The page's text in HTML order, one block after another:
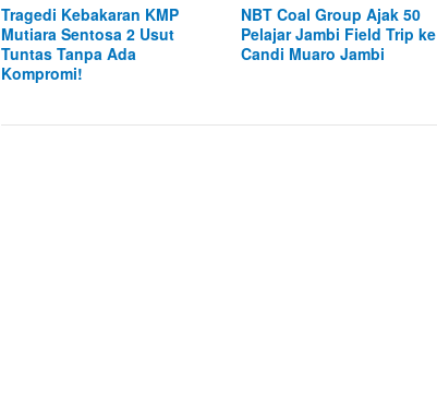
Tragedi Kebakaran KMP
Mutiara Sentosa 2 Usut
Tuntas Tanpa Ada
Kompromi!
NBT Coal Group Ajak 50
Pelajar Jambi Field Trip ke
Candi Muaro Jambi